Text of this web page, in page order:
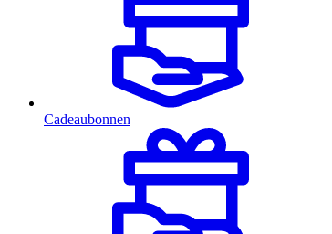
Cadeaubonnen